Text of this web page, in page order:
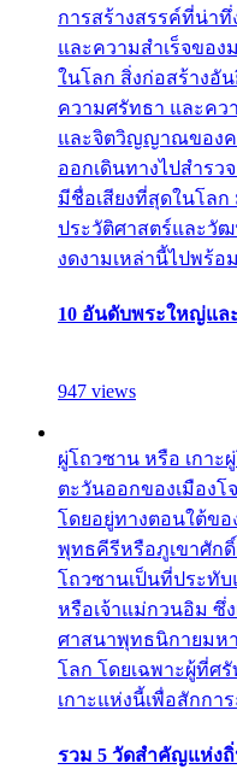
การสร้างสรรค์ที่น่า
และความสำเร็จขอ
ในโลก สิ่งก่อสร้างอั
ความศรัทธา และคว
และจิตวิญญาณของค
ออกเดินทางไปสำร
มีชื่อเสียงที่สุดในโล
ประวัติศาสตร์และวั
งดงามเหล่านี้ไปพร้อ
10 อันดับพระใหญ่แล
947 views
ผู่โถวซาน หรือ เกาะ
ตะวันออกของเมืองโ
โดยอยู่ทางตอนใต้ขอ
พุทธคีรีหรือภูเขาศัก
โถวซานเป็นที่ประทั
หรือเจ้าแม่กวนอิม ซึ่
ศาสนาพุทธนิกายมห
โลก โดยเฉพาะผู้ที่ศ
เกาะแห่งนี้เพื่อสักกา
รวม 5 วัดสำคัญแห่งถิ่